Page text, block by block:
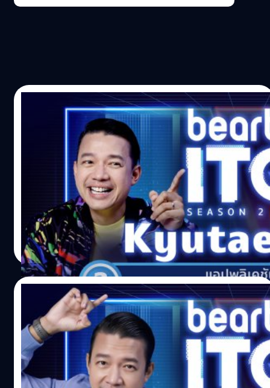
‘Kyutae Oppa’ หนุ่มเกาหลีหัวใจไทยประลอง
ไอทีที่ beartai ITQ season 2
“อันยองฮาเซโย สวัสดีครับ ผมคิวเทโอป้า ป้า ป้า ป้า” สำหรับผู้
เข้าแข่งขันคนนี้เขาคือหนึ่งในยูทูบเบอร์ที่มีคาแรกเตอร์ชัดเจน
และโดดเด่นมากที่สุดคนหนึ่งในประเทศไทย เพราะเขาเป็นคน
เกาหลีแท้ ๆ แต่มีหัวใจเป็นไทย เขาคือ 'คิวเท ซิม' หรือ 'คิวเท
โอปป้า' (Kyutae Oppa)
Noparat Monchaitanapat| 1688 days ago
Read More
22/12/2021
‘พีช อีท แหลก’ ยูทูบเบอร์สายกินมาตอบคำถาม
ไอทีจะเป็นยังไง
ภูณทัศน์ วิวัฒพัฒนอนันต์ หรือ พีช อีท แหลก (PEACH EAT
LAEK) เขาโด่งดังจากการเป็นคนกินเก่ง กินแหลก กินได้เยอะ